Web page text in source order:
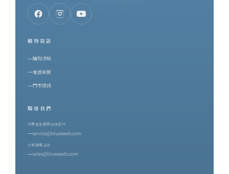
購物資訊
購物須知
會員制度
門市資訊
聯絡我們
消費者客服與合作邀約
service@blueseeds.com
企業採購洽詢
sales@blueseeds.com